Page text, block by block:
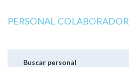
PERSONAL COLABORADOR
Buscar personal